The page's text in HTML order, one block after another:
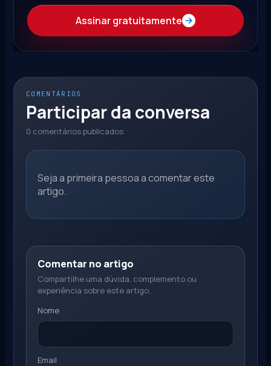
Assinar gratuitamente
COMENTÁRIOS
Participar da conversa
0 comentários publicados
Seja a primeira pessoa a comentar este
artigo.
Comentar no artigo
Compartilhe uma dúvida, complemento ou
experiência sobre este artigo.
Nome
Email